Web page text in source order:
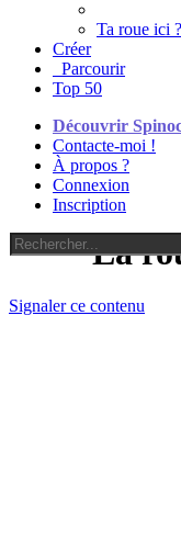
Ta roue ici ?
Créer
Parcourir
Top 50
Découvrir
Contacte-moi !
À propos ?
Connexion
Inscription
La
Signaler ce contenu